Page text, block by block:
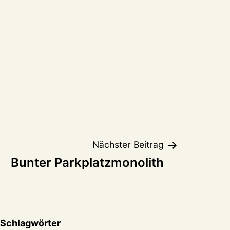
Nächster Beitrag
Bunter Parkplatzmonolith
Schlagwörter